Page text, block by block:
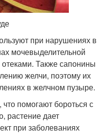
при нарушениях в
мочевыделительной
Также сапонины
желчи, поэтому их
в желчном пузыре.
помогают бороться с
растение дает
при заболеваниях